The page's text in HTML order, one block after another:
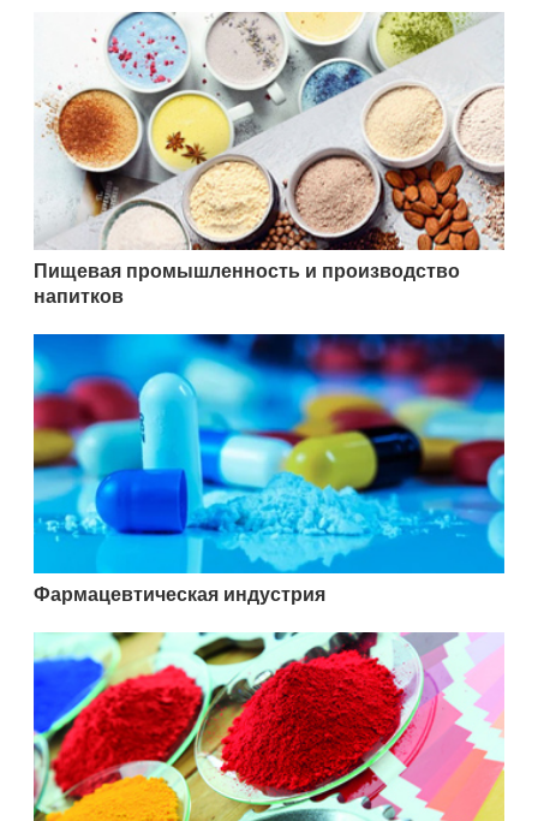
Пищевая промышленность и производство
напитков
Фармацевтическая индустрия